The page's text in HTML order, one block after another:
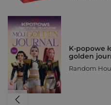
K-popowe
golden
Random